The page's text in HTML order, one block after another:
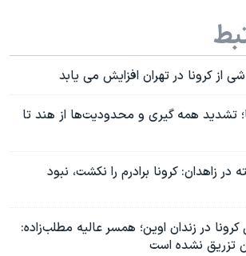
از کرونا در تهران افزایش می یابد
تشدید همه گیری و محدودیت‌ها از هند تا
در زاهدان: کرونا برادرم را نکشت، نبود
در زندان اوین؛ همسر عالیه مطلب‌زاده:
تزریق نشده است